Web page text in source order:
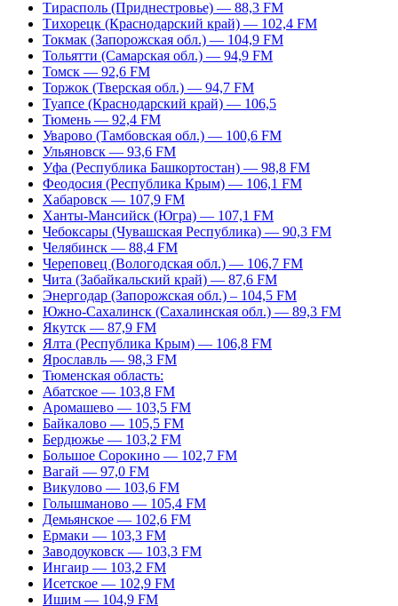
Тирасполь (Приднестровье) — 88,3 FM
Тихорецк (Краснодарский край) — 102,4 FM
Токмак (Запорожская обл.) — 104,9 FM
Тольятти (Самарская обл.) — 94,9 FM
Томск — 92,6 FM
Торжок (Тверская обл.) — 94,7 FM
Туапсе (Краснодарский край) — 106,5
Тюмень — 92,4 FM
Уварово (Тамбовская обл.) — 100,6 FM
Ульяновск — 93,6 FM
Уфа (Республика Башкортостан) — 98,8 FM
Феодосия (Республика Крым) — 106,1 FM
Хабаровск — 107,9 FM
Ханты-Мансийск (Югра) — 107,1 FM
Чебоксары (Чувашская Республика) — 90,3 FM
Челябинск — 88,4 FM
Череповец (Вологодская обл.) — 106,7 FM
Чита (Забайкальский край) — 87,6 FM
Энергодар (Запорожская обл.) – 104,5 FM
Южно-Сахалинск (Сахалинская обл.) — 89,3 FM
Якутск — 87,9 FM
Ялта (Республика Крым) — 106,8 FM
Ярославль — 98,3 FM
Тюменская область:
Абатское — 103,8 FM
Аромашево — 103,5 FM
Байкалово — 105,5 FM
Бердюжье — 103,2 FM
Большое Сорокино — 102,7 FM
Вагай — 97,0 FM
Викулово — 103,6 FM
Голышманово — 105,4 FM
Демьянское — 102,6 FM
Ермаки — 103,3 FM
Заводоуковск — 103,3 FM
Ингаир — 103,2 FM
Исетское — 102,9 FM
Ишим — 104,9 FM